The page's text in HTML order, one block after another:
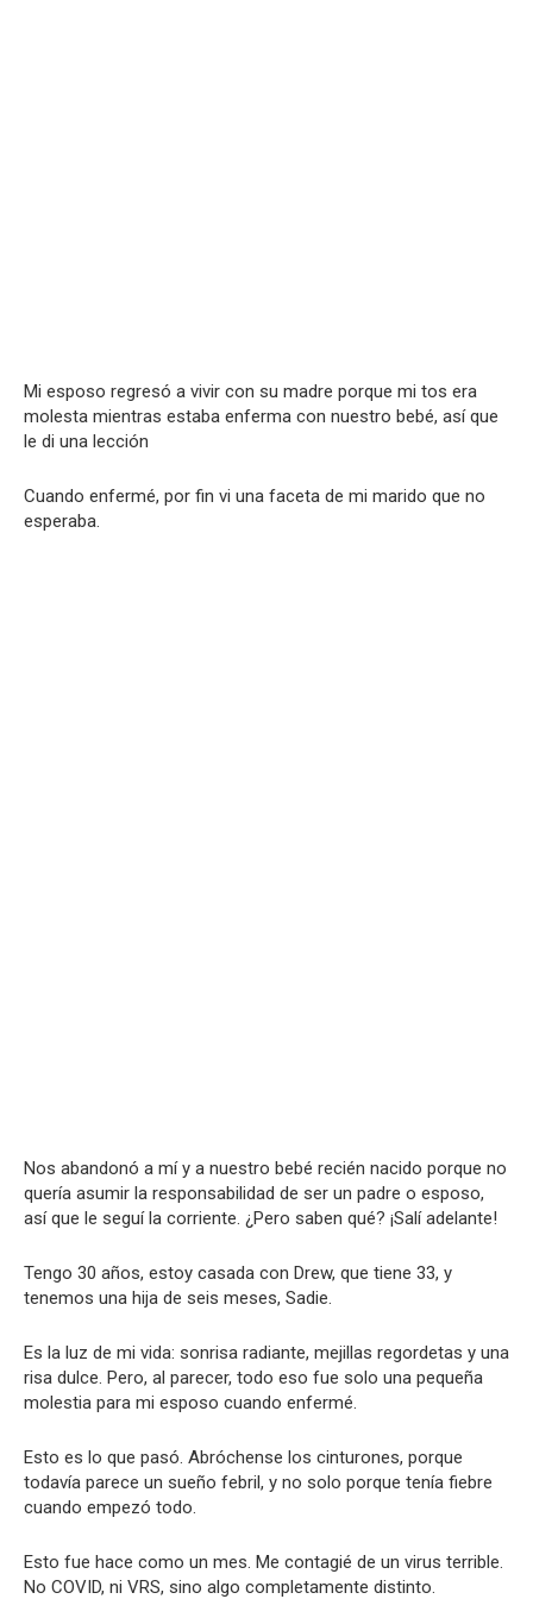
Mi esposo regresó a vivir con su madre porque mi tos era
molesta mientras estaba enferma con nuestro bebé, así que
le di una lección
Cuando enfermé, por fin vi una faceta de mi marido que no
esperaba.
Nos abandonó a mí y a nuestro bebé recién nacido porque no
quería asumir la responsabilidad de ser un padre o esposo,
así que le seguí la corriente. ¿Pero saben qué? ¡Salí adelante!
Tengo 30 años, estoy casada con Drew, que tiene 33, y
tenemos una hija de seis meses, Sadie.
Es la luz de mi vida: sonrisa radiante, mejillas regordetas y una
risa dulce. Pero, al parecer, todo eso fue solo una pequeña
molestia para mi esposo cuando enfermé.
Esto es lo que pasó. Abróchense los cinturones, porque
todavía parece un sueño febril, y no solo porque tenía fiebre
cuando empezó todo.
Esto fue hace como un mes. Me contagié de un virus terrible.
No COVID, ni VRS, sino algo completamente distinto.